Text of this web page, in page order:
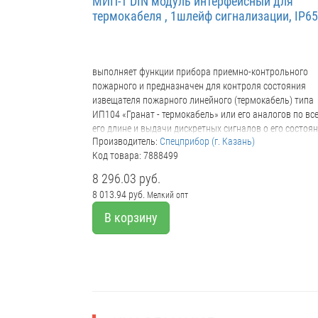
термокабеля , 1шлейф сигнализации, IP65
выполняет функции прибора приемно-контрольного
пожарного и предназначен для контроля состояния
извещателя пожарного линейного (термокабель) типа
ИП104 «Гранат - термокабель» или его аналогов по
его длине и выдачи дискретных сигналов о его
во внешние цепи. Область применения модулей МИП -
системы пожарной сигнализации и автоматического
пожаротушения объектов (в том числе
применением в качестве извещателя термокабеля
«Гранат - термокабель» или его аналогов. При этом,
модули МИП могут применяться как самостоятельные
приемно-контрольные приборы, обладающие всеми
индикация расстояния Исполнение корпуса IP МИП - 1
Производитель: Спецприбор (г. Казань)
Код товара: 7888499
8 296.03 руб.
8 013.94 руб. Мелкий опт
В корзину